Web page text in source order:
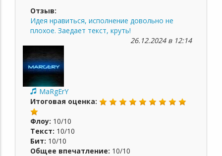
Отзыв:
Идея нравиться, исполнение довольно не
плохое. Заедает текст, круть!
26.12.2024 в 12:14
MaRgErY
Итоговая оценка:
Флоу: 10/10
Текст: 10/10
Бит: 10/10
Общее впечатление: 10/10